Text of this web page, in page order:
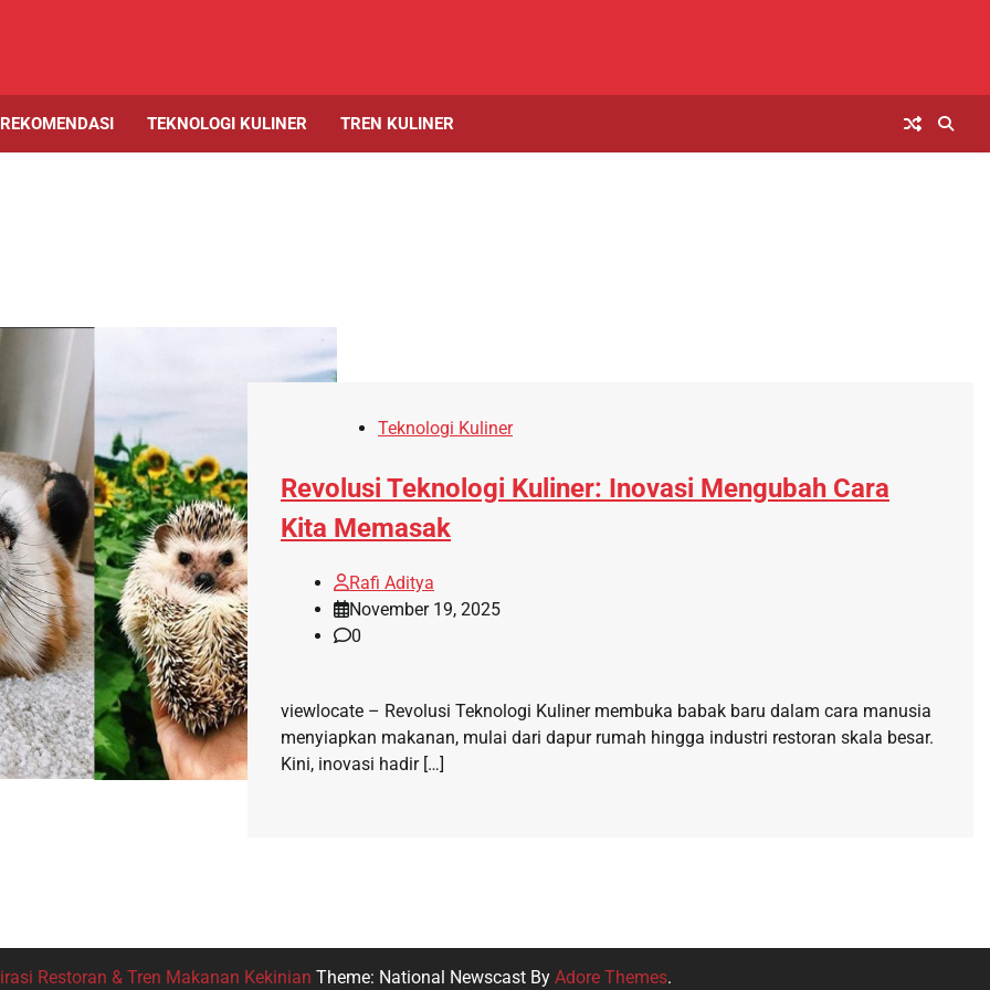
TEKNOLOGI KULINER TREN KULINER
Teknologi Kuliner
Revolusi Teknologi Kuliner: Inovasi Mengubah Cara
Kita Memasak
Rafi Aditya
November 19, 2025
0
viewlocate – Revolusi Teknologi Kuliner membuka babak baru dalam cara manusia
menyiapkan makanan, mulai dari dapur rumah hingga industri restoran skala besar.
Kini, inovasi hadir […]
Restoran & Tren Makanan Kekinian Theme: National Newscast By Adore Themes.